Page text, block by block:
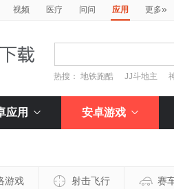
视频 医疗 问问 应用 更多»
热搜：地铁跑酷 JJ斗地主
应用 安卓游戏
游戏 射击飞行 赛